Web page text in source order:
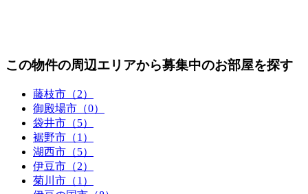
この物件の周辺エリアから募集中のお部屋を探す
藤枝市（2）
御殿場市（0）
袋井市（5）
裾野市（1）
湖西市（5）
伊豆市（2）
菊川市（1）